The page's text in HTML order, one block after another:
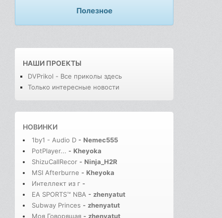
Полезное
НАШИ ПРОЕКТЫ
DVPrikol - Все приколы здесь
Только интересные новости
НОВИНКИ
1by1 - Audio D - Nemec555
PotPlayer... - Kheyoka
ShizuCallRecor - Ninja_H2R
MSI Afterburne - Kheyoka
Интеллект из г -
EA SPORTS™ NBA - zhenyatut
Subway Princes - zhenyatut
Моя Говорящая - zhenyatut